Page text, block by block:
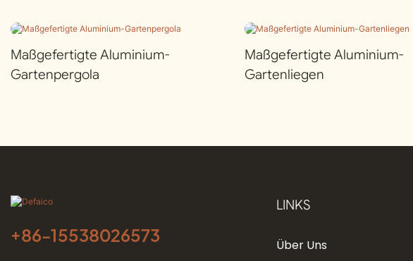
Maßgefertigte Aluminium-
Gartenpergola
Maßgefertigte Aluminium-
Gartenliegen
+86-15538026573
LINKS
Über Uns